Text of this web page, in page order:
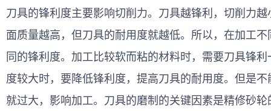
刀具的锋利度主要影响切削力。刀具越锋利，切削力
面质量越高，但刀具的耐用度就越低。所以，在加工
同的锋利度。加工比较软而粘的材料时，需要刀具锋利
度较大时，要降低锋利度，提高刀具的耐用度。但是
就过大，影响加工。刀具的磨制的关键因素是精修砂